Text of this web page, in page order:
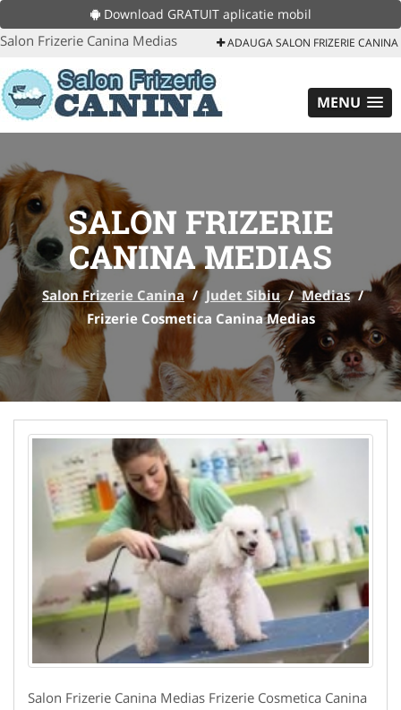
Download GRATUIT aplicatie mobil
Salon Frizerie Canina Medias ADAUGA SALON FRIZERIE CANINA
MENU
SALON FRIZERIE
CANINA MEDIAS
Salon Frizerie Canina / Judet Sibiu / Medias /
Frizerie Cosmetica Canina Medias
Salon Frizerie Canina Medias Frizerie Cosmetica Canina